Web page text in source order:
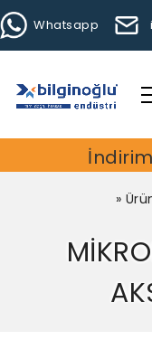
Whatsapp
»